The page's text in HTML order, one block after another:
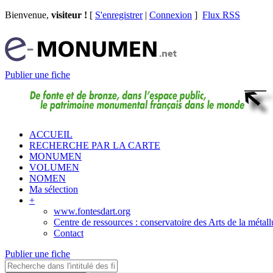
Bienvenue, visiteur ! [ S'enregistrer| Connexion ] Flux RSS
Publier une fiche
ACCUEIL
RECHERCHE PAR LA CARTE
MONUMEN
VOLUMEN
NOMEN
Ma sélection
+
www.fontesdart.org
Centre de ressources : conservatoire des Arts de la
Contact
Publier une fiche